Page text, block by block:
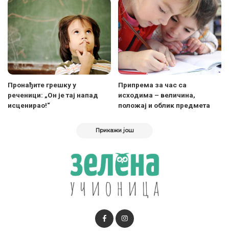
Пронађите грешку у
реченици: „Он је тај напад
исценирао!“
Припрема за час са
исходима – величина,
положај и облик предмета
Прикажи још